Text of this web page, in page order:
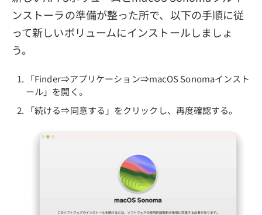
ンストーラの準備が整った所で、以下の手順に従
って新しいボリュームにインストールしましょ
う。
「Finder⇒アプリケーション⇒macOS Sonomaインスト
ール」を開く。
「続ける⇒同意する」をクリックし、再度確認する。